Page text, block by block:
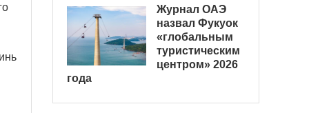
Журнал ОАЭ
назвал Фукуок
«глобальным
туристическим
центром» 2026
года